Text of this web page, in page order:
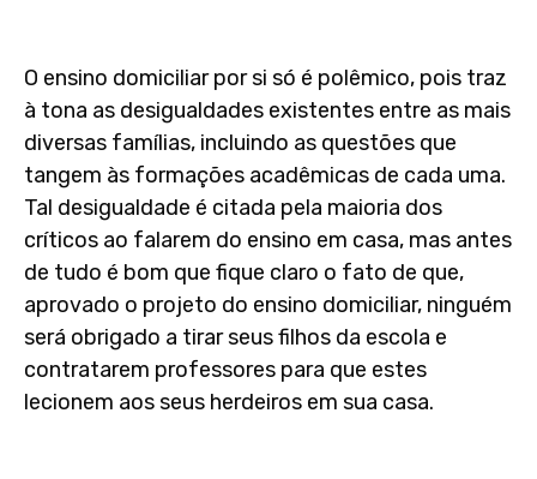
O ensino domiciliar por si só é polêmico, pois traz
à tona as desigualdades existentes entre as mais
diversas famílias, incluindo as questões que
tangem às formações acadêmicas de cada uma.
Tal desigualdade é citada pela maioria dos
críticos ao falarem do ensino em casa, mas antes
de tudo é bom que fique claro o fato de que,
aprovado o projeto do ensino domiciliar, ninguém
será obrigado a tirar seus filhos da escola e
contratarem professores para que estes
lecionem aos seus herdeiros em sua casa.